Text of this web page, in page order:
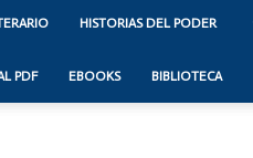
HISTORIAS DEL PODER
PDF EBOOKS BIBLIOTECA